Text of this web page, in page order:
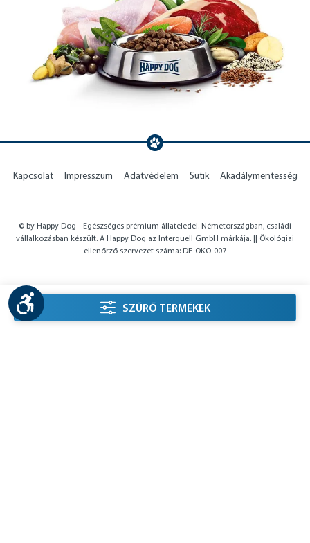
listing.filterSidebarLabel
SZŰRŐ TERMÉKEK
Kapcsolat Impresszum Adatvédelem Sütik Akadálymentesség
© by Happy Dog - Egészséges prémium állateledel. Németországban, családi
vállalkozásban készült. A Happy Dog az Interquell GmbH márkája. || Ökológiai
ellenőrző szervezet száma: DE-ÖKO-007
Show toolbar